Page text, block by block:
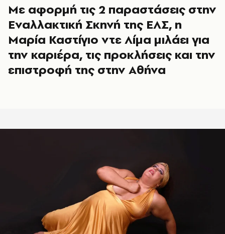
Με αφορμή τις 2 παραστάσεις στην
Εναλλακτική Σκηνή της ΕΛΣ, η
Μαρία Καστίγιο ντε Λίμα μιλάει για
την καριέρα, τις προκλήσεις και την
επιστροφή της στην Αθήνα